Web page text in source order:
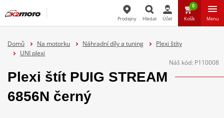
Prodejny Hledat Účet
0
Košík Menu
Domů Na motorku Náhradní díly a tuning
Plexi štíty
UNI plexi
Náš kód: P110008
Plexi štít PUIG STREAM
6856N černý